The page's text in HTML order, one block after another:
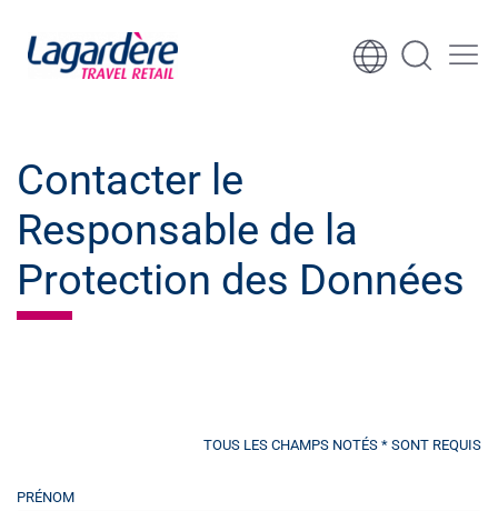
Aller au contenu
Contacter le
Responsable de la
Protection des Données
TOUS LES CHAMPS NOTÉS * SONT REQUIS
PRÉNOM